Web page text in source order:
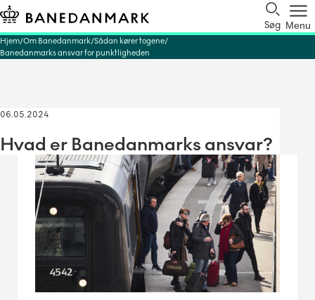
Søg Menu
Hjem Om Banedanmark Sådan kører togene
Banedanmarks ansvar for punktligheden
06.05.2024
Hvad er Banedanmarks ansvar?